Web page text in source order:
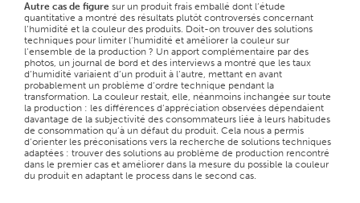
Autre cas de figure sur un produit frais emballé dont l’étude
quantitative a montré des résultats plutôt controversés concernant
l’humidité et la couleur des produits. Doit-on trouver des solutions
techniques pour limiter l’humidité et améliorer la couleur sur
l’ensemble de la production ? Un apport complémentaire par des
photos, un journal de bord et des interviews a montré que les taux
d’humidité variaient d’un produit à l’autre, mettant en avant
probablement un problème d’ordre technique pendant la
transformation. La couleur restait, elle, néanmoins inchangée sur toute
la production : les différences d’appréciation observées dépendaient
davantage de la subjectivité des consommateurs liée à leurs habitudes
de consommation qu’à un défaut du produit. Cela nous a permis
d’orienter les préconisations vers la recherche de solutions techniques
adaptées : trouver des solutions au problème de production rencontré
dans le premier cas et améliorer dans la mesure du possible la couleur
du produit en adaptant le process dans le second cas.